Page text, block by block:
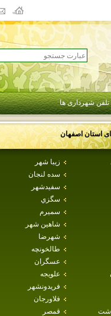
تلفن شهرداری ها
استاناصفهان
زيبا شهر
سده لنجان
سفيدشهر
سگزي
سميرم
شاهين شهر
شهرضا
طالخونچه
عسگران
علويجه
فريدونشهر
فلاورجان
قمصر